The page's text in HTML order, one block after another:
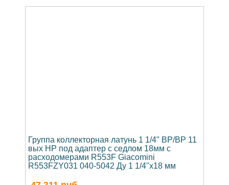
Группа коллекторная латунь 1 1/4" ВР/ВР 11
вых НР под адаптер с седлом 18мм с
расходомерами R553F Giacomini
R553FZY031 040-5042 Ду 1 1/4"х18 мм